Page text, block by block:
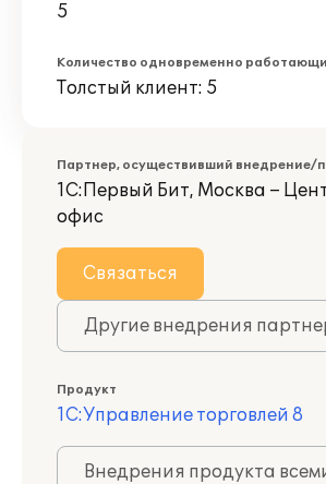
5
Количество одновременно
Толстый клиент: 5
Партнер, осуществивший внедрение/
1С:Первый Бит, Москва –
офис
Связаться
Другие внедрения
Продукт
1С:Управление торговлей 8
Внедрения продукта